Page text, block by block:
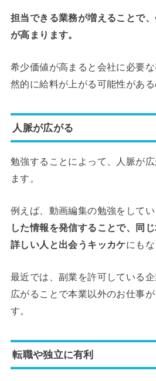
担当できる業務が増えることで
が高まります。
希少価値が高まると会社に必要
然的に給料が上がる可能性がある
人脈が広がる
勉強することによって、人脈が
ます。
例えば、動画編集の勉強をしてい
した情報を発信することで、同
詳しい人と出会うキッカケにもな
最近では、副業を許可している
広がることで本業以外のお仕事
す。
転職や独立に有利